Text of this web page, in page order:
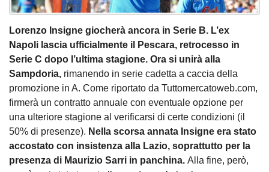
Lorenzo Insigne giocherà ancora in Serie B. L’ex
Napoli lascia ufficialmente il Pescara, retrocesso in
Serie C dopo l’ultima stagione. Ora si unirà alla
Sampdoria, rimanendo in serie cadetta a caccia della
promozione in A. Come riportato da Tuttomercatoweb.com,
firmerà un contratto annuale con eventuale opzione per
una ulteriore stagione al verificarsi di certe condizioni (il
50% di presenze). Nella scorsa annata Insigne era stato
accostato con insistenza alla Lazio, soprattutto per la
presenza di Maurizio Sarri in panchina. Alla fine, però,